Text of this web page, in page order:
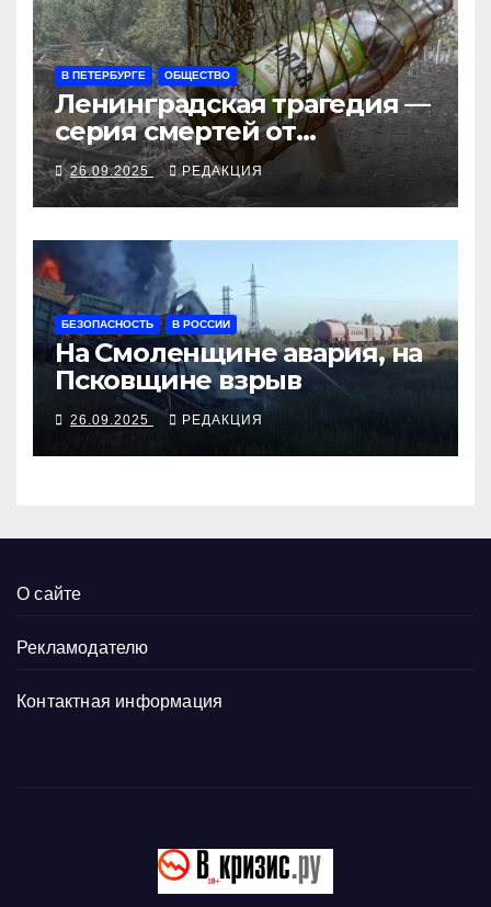
В ПЕТЕРБУРГЕ ОБЩЕСТВО
Ленинградская трагедия —
серия смертей от
алкосуррогата
26.09.2025 РЕДАКЦИЯ
БЕЗОПАСНОСТЬ В РОССИИ
На Смоленщине авария, на
Псковщине взрыв
26.09.2025 РЕДАКЦИЯ
О сайте
Рекламодателю
Контактная информация